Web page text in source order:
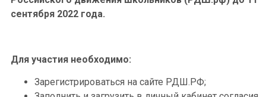
сентября 2022 года.
Для участия необходимо:
Зарегистрироваться на сайте РДШ.РФ;